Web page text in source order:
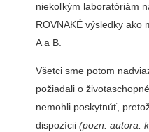
niekoľkým laboratóriám
ROVNAKÉ výsledky ako
A a B.
Všetci sme potom
požiadali o
nemohli poskytnúť,
dispozícii (pozn. autora: